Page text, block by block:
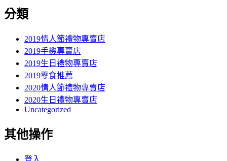
分類
2019情人節禮物專賣店
2019手機專賣店
2019生日禮物專賣店
2019零食推薦
2020情人節禮物專賣店
2020生日禮物專賣店
Uncategorized
其他操作
登入